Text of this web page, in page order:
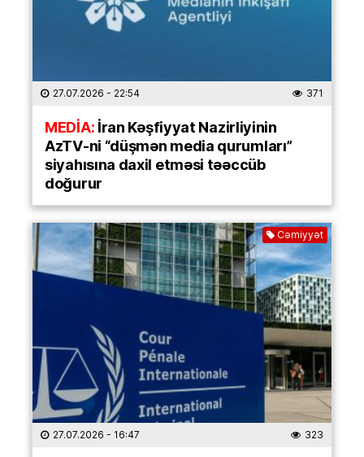
27.07.2026 - 22:54 371
MEDİA:İran Kəşfiyyat Nazirliyinin
AzTV-ni “düşmən media qurumları”
siyahısına daxil etməsi təəccüb
doğurur
Cəmiyyət
27.07.2026 - 16:47 323